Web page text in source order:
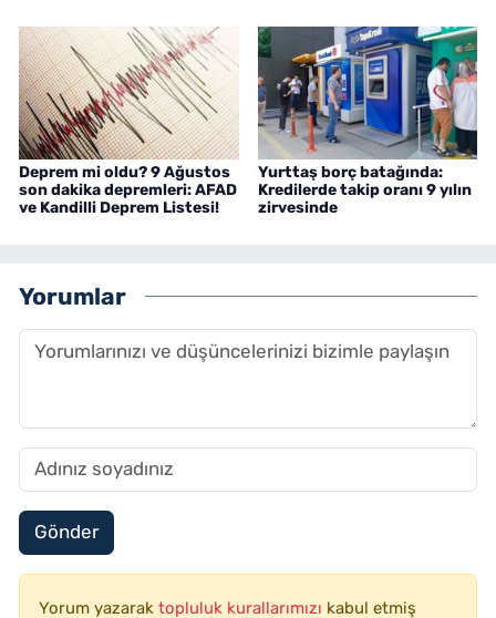
Deprem mi oldu? 9 Ağustos
son dakika depremleri: AFAD
ve Kandilli Deprem Listesi!
Yurttaş borç batağında:
Kredilerde takip oranı 9 yılın
zirvesinde
Yorumlar
Gönder
Yorum yazarak topluluk kurallarımızı kabul etmiş